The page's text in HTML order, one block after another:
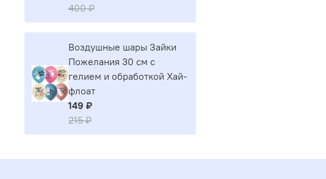
400 ₽
Воздушные шары Зайки
Пожелания 30 см с
гелием и обработкой Хай-
флоат
149 ₽
215 ₽